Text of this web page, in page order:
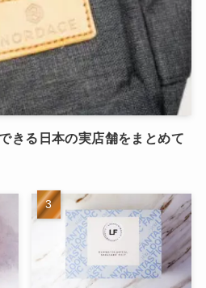
きる日本の実店舗をまとめて